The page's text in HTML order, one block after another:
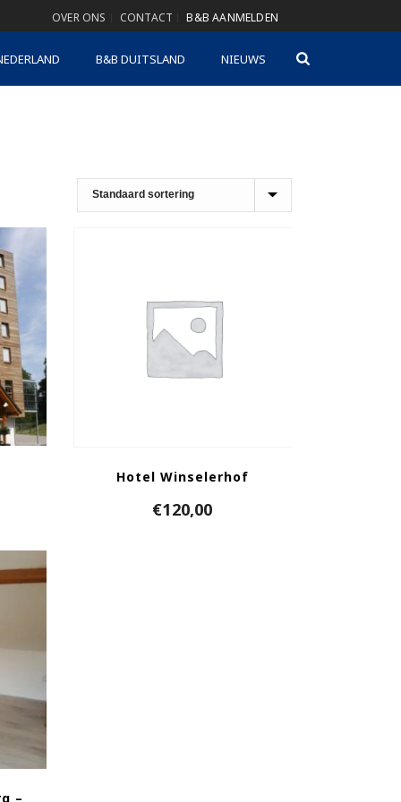
OVER ONS CONTACT B&B AANMELDEN
B&B DUITSLAND NIEUWS
Hotel Winselerhof
€120,00
–